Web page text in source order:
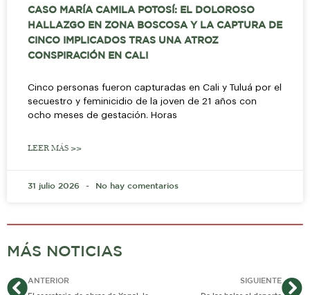
CASO MARÍA CAMILA POTOSÍ: EL DOLOROSO
HALLAZGO EN ZONA BOSCOSA Y LA CAPTURA DE
CINCO IMPLICADOS TRAS UNA ATROZ
CONSPIRACIÓN EN CALI
Cinco personas fueron capturadas en Cali y Tuluá por el
secuestro y feminicidio de la joven de 21 años con
ocho meses de gestación. Horas
LEER MÁS >>
31 julio 2026 No hay comentarios
MÁS NOTICIAS
AntANTERIOR SIGUIENTE